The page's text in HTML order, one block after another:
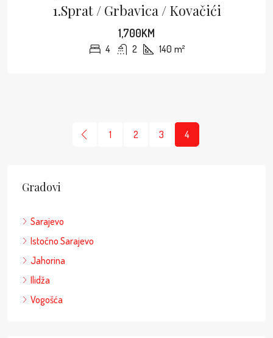
1.sprat / Grbavica / Kovačići
1,700KM
4 2 140 m²
1 2 3 4
Gradovi
Sarajevo
Istočno Sarajevo
Jahorina
Ilidža
Vogošća